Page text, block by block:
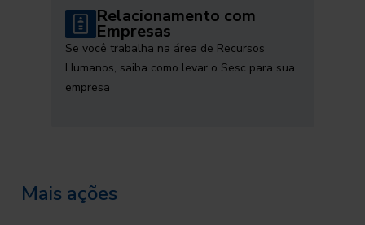
Relacionamento com
Empresas
Se você trabalha na área de Recursos
Humanos, saiba como levar o Sesc para sua
empresa
Mais ações